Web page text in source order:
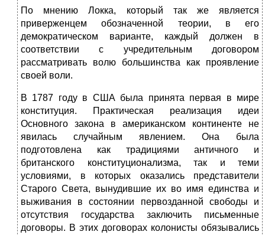
По мнению Локка, который так же является
приверженцем обозначенной теории, в его
демократическом варианте, каждый должен в
соответствии с учредительным договором
рассматривать волю большинства как проявление
своей воли.
В 1787 году в США была принята первая в мире
конституция. Практическая реализация идеи
Основного закона в американском континенте не
явилась случайным явлением. Она была
подготовлена как традициями античного и
британского конституционализма, так и теми
условиями, в которых оказались представители
Старого Света, вынудившие их во имя единства и
выживания в состоянии первозданной свободы и
отсутствия государства заключить письменные
договоры. В этих договорах колонисты обязывались